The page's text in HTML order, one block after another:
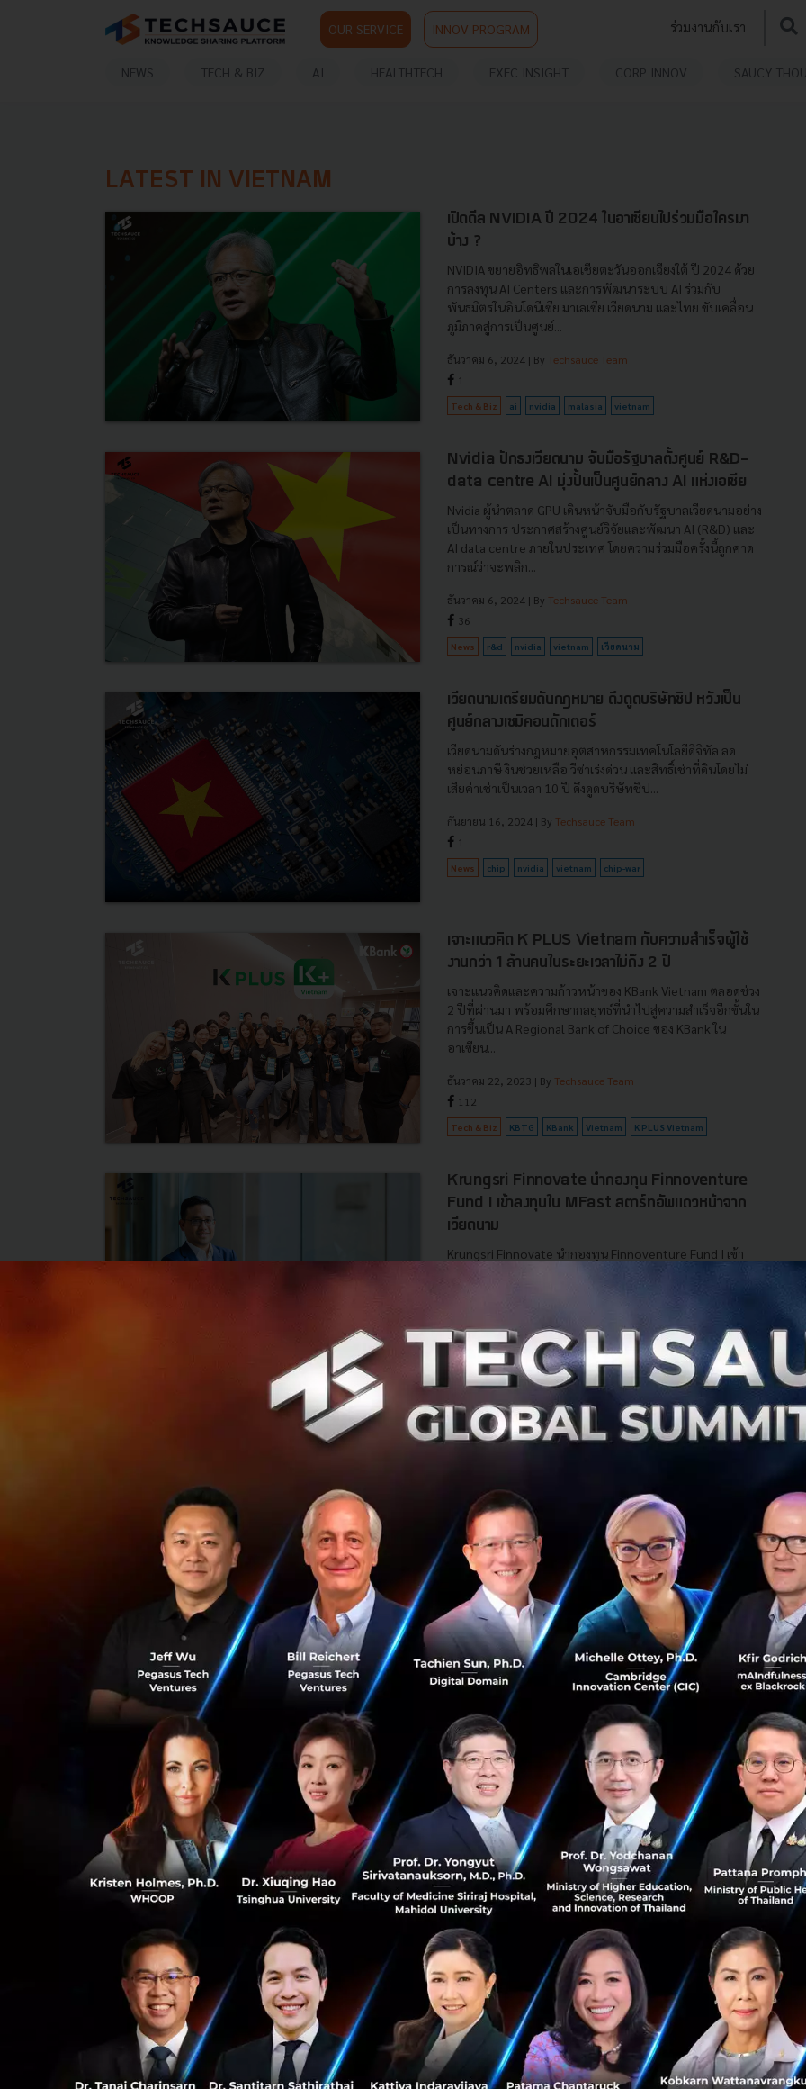
OUR SERVICE INNOV PROGRAM ร่วมงานกับเรา
NEWS TECH & BIZ AI HEALTHTECH EXEC INSIGHT CORP INNOV SAUCY
LATEST IN VIETNAM
เปิดดีล NVIDIA ปี 2024 ในอาเซียนไปร่วมมือใครมา
บ้าง ?
NVIDIA ขยายอิทธิพลในเอเชียตะวันออกเฉียงใต้ ปี 2024 ด้วย
การลงทุน AI Centers และการพัฒนาระบบ AI ร่วมกับ
พันธมิตรในอินโดนีเซีย มาเลเซีย เวียดนาม และไทย ขับเคลื่อน
ภูมิภาคสู่การเป็นศูนย์...
ธันวาคม 6, 2024 | By Techsauce Team
1
Tech & Biz ai nvidia malasia vietnam
Nvidia ปักธงเวียดนาม จับมือรัฐบาลตั้งศูนย์ R&D-
data centre AI มุ่งปั้นเป็นศูนย์กลาง AI แห่งเอเชีย
Nvidia ผู้นำตลาด GPU เดินหน้าจับมือกับรัฐบาลเวียดนามอย่าง
เป็นทางการ ประกาศสร้างศูนย์วิจัยและพัฒนา AI (R&D) และ
AI data centre ภายในประเทศ โดยความร่วมมือครั้งนี้ถูกคาด
การณ์ว่าจะพลิก...
ธันวาคม 6, 2024 | By Techsauce Team
36
News r&d nvidia vietnam เวียดนาม
เวียดนามเตรียมดันกฎหมาย ดึงดูดบริษัทชิป หวังเป็น
ศูนย์กลางเซมิคอนดักเตอร์
เวียดนามดันร่างกฎหมายอุตสาหกรรมเทคโนโลยีดิจิทัล ลด
หย่อนภาษี งินช่วยเหลือ วีซ่าเร่งด่วน และสิทธิ์เช่าที่ดินโดยไม่
เสียค่าเช่าเป็นเวลา 10 ปี ดึงดูดบริษัทชิป...
กันยายน 16, 2024 | By Techsauce Team
1
News chip nvidia vietnam chip-war
เจาะแนวคิด K PLUS Vietnam กับความสำเร็จผู้ใช้
งานกว่า 1 ล้านคนในระยะเวลาไม่ถึง 2 ปี
เจาะแนวคิดและความก้าวหน้าของ KBank Vietnam ตลอดช่วง
2 ปีที่ผ่านมา พร้อมศึกษากลยุทธ์ที่นำไปสู่ความสำเร็จอีกขั้นใน
การขึ้นเป็น A Regional Bank of Choice ของ KBank ใน
อาเซียน...
ธันวาคม 22, 2023 | By Techsauce Team
112
Tech & Biz KBTG KBank Vietnam K PLUS Vietnam
Krungsri Finnovate นำกองทุน Finnoventure
Fund I เข้าลงทุนใน MFast สตาร์ทอัพแถวหน้าจาก
เวียดนาม
Krungsri Finnovate นำกองทุน Finnoventure Fund I เข้า
สิงหาคม 30, 2023 | ByTechsauce Team
0
News Deal Digest mfast vietnam deal-digest
finnoventure-fund
เจาะตลาดอยู่ 10 ปี
ครบ 10 ปีที่ Starbucks เข้าไปลงทุนในเวียดนาม แต่ไม่สามารถ
ทำตามเป้าหมายด้วย 100 สาขาภายในไตรมาสแรกของปี
2023 มาดูกันว่ามีปัจจัยใดบ้าง...
สิงหาคม 9, 2023| By
Techsauce Team
14
Saucy Thoughts vietnam business starbucks southeast-asia
KBTG establishes its third IT base in
Vietnam, gearing up for becoming the best
tech company in the region
KBTG establishes its third IT base in Vietnam, seeking
additional personnel to strengthen its workforce in
support of KBank’s Regional Digital Expansion strategy,
gearing up for be...
June 23, 2023| By
Techsauce Team
0
News kbtg vietnam
KBTG จัดตั้ง KBTG Vietnam เป็นสาขาที่ 3 ในทวีป
เอเชีย ผลักดันให้เป็นที่หนึ่งด้านเทคฯ ในภูมิภาค
KBTG จัดตั้งฐานทัพไอทีสาขาที่ 3 ณ ประเทศเวียดนาม เฟ้นหา
บุคลากรเสริมทีม เพื่อรองรับการขยายบริการดิจิทัลของกสิกร
ไทย พร้อมผลักดันสู่การเป็นที่หนึ่งด้านเทคฯ ในภูมิภาค...
มิถุนายน 23, 2023| ByTechsauce Team